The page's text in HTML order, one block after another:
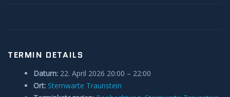
TERMIN DETAILS
Datum: 22. April 2026 20:00 – 22:00
Ort: Sternwarte Traunstein